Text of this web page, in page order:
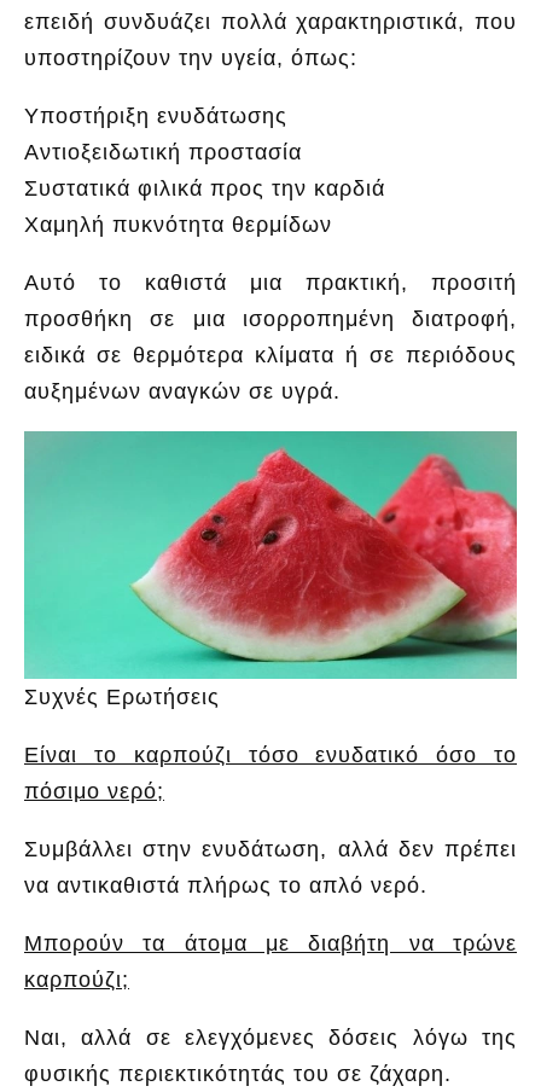
επειδή συνδυάζει πολλά χαρακτηριστικά, που
υποστηρίζουν την υγεία, όπως:
Υποστήριξη ενυδάτωσης
Αντιοξειδωτική προστασία
Συστατικά φιλικά προς την καρδιά
Χαμηλή πυκνότητα θερμίδων
Αυτό το καθιστά μια πρακτική, προσιτή
προσθήκη σε μια ισορροπημένη διατροφή,
ειδικά σε θερμότερα κλίματα ή σε περιόδους
αυξημένων αναγκών σε υγρά.
Συχνές Ερωτήσεις
Είναι το καρπούζι τόσο ενυδατικό όσο το
πόσιμο νερό;
Συμβάλλει στην ενυδάτωση, αλλά δεν πρέπει
να αντικαθιστά πλήρως το απλό νερό.
Μπορούν τα άτομα με διαβήτη να τρώνε
καρπούζι;
Ναι, αλλά σε ελεγχόμενες δόσεις λόγω της
φυσικής περιεκτικότητάς του σε ζάχαρη.